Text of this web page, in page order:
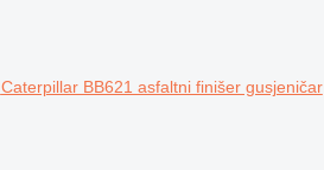
Caterpillar BB621 asfaltni finišer gusjeničar